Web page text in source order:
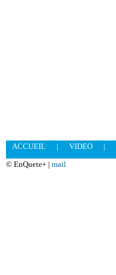
ACCUEIL | VIDEO |
© EnQuete+ | mail